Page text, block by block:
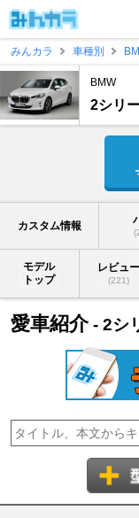
みんカラ
車種別
BMW
2シリ
カスタム情報
モデル
トップ
レビュー
(221)
愛車紹介- 2シ